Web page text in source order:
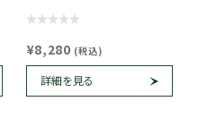
¥8,280 (税込)
詳細を見る